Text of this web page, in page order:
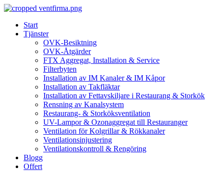
Skip
contentStart
Tjänster
OVK-Besiktning
OVK-Åtgärder
FTX Aggregat, Installation & Service
Filterbyten
Installation av IM Kanaler & IM Kåpor
Installation av Takfläktar
Installation av Fettavskiljare i Restaurang & Storkök
Rensning av Kanalsystem
Restaurang- & Storköksventilation
UV-Lampor & Ozonaggregat till Restauranger
Ventilation för Kolgrillar & Rökkanaler
Ventilationsinjustering
Ventilationskontroll & Rengöring
Blogg
Offert